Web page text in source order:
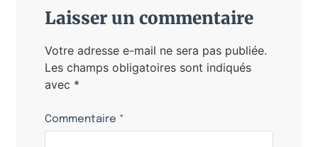
Laisser un commentaire
Votre adresse e-mail ne sera pas publiée.
Les champs obligatoires sont indiqués
avec *
Commentaire *